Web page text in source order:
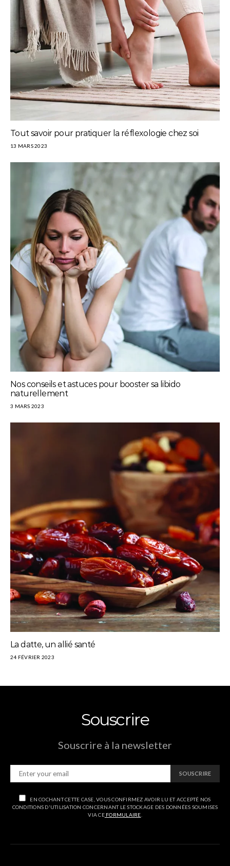
Tout savoir pour pratiquer la réflexologie chez soi
13 MARS 2023
Nos conseils et astuces pour booster sa libido
naturellement
3 MARS 2023
La datte, un allié santé
24 FÉVRIER 2023
Souscrire
Souscrire à la newsletter
SOUSCRIRE
EN COCHANT CETTE CASE, VOUS CONFIRMEZ AVOIR LU ET ACCEPTÉ NOS
CONDITIONS D'UTILISATION CONCERNANT LE STOCKAGE DES DONNÉES SOUMISES
VIA CEFORMULAIRE